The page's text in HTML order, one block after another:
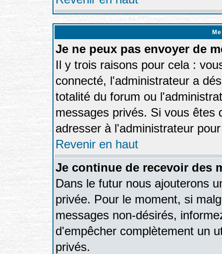
Je ne peux pas envoyer de
Il y trois raisons pour cela :
connecté, l'administrateur a
totalité du forum ou
messages privés. Si vous êtes
adresser à l'administrateur
Revenir en haut
Je continue de recevoir des
Dans le futur nous ajouterons
privée. Pour le moment, si
messages non-désirés,
d'empêcher complètement un
privés.